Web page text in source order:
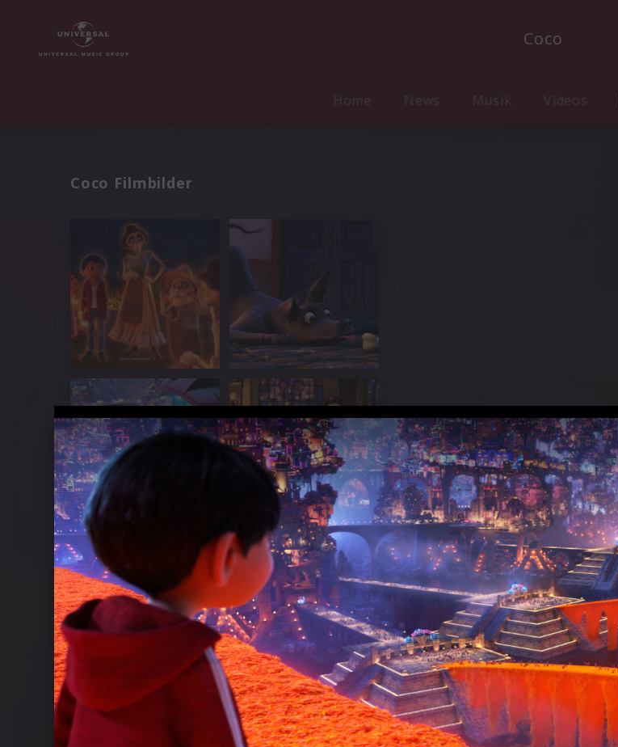
Coco
Home News Musik Videos
Coco Filmbilder